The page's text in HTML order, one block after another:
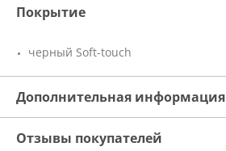
Покрытие
черный Soft-touch
Дополнительная информация
Отзывы покупателей